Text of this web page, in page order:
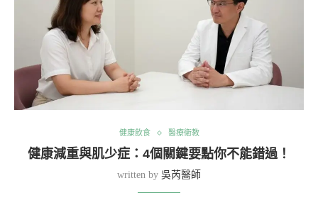
健康飲食 醫療衛教
健康減重與肌少症：4個關鍵要點你不能錯過！
written by 吳芮醫師